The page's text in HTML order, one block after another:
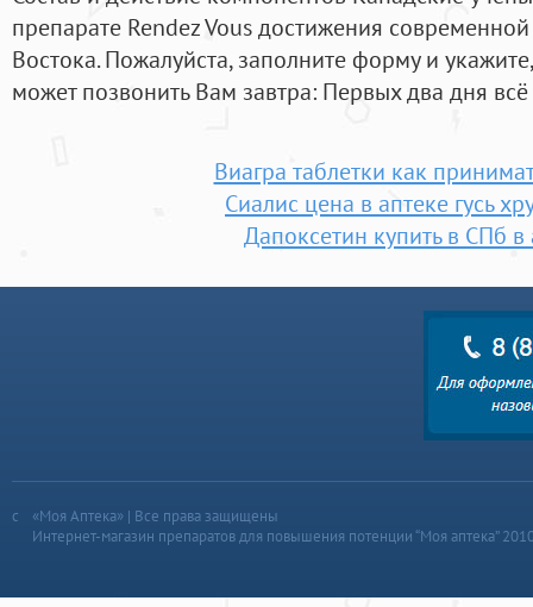
препарате Rendez Vous достижения
Востока. Пожалуйста, заполните форму и
может позвонить Вам завтра: Первых два дня
Виагра таблетки как
Сиалис цена в аптеке гусь
Дапоксетин купить в СПб в
«Моя Аптека» | Все права защищены
Интернет-магазин препаратов для повышения потенции “Моя аптека”